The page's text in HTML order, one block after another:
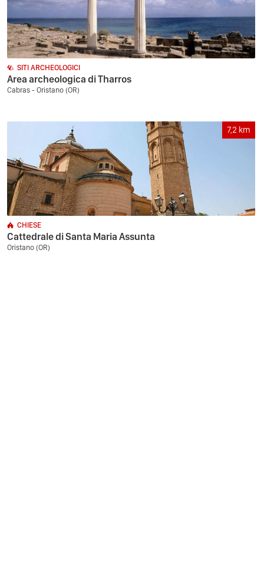
SITI ARCHEOLOGICI
Area archeologica di Tharros
Cabras - Oristano (OR)
7,2 km
CHIESE
Cattedrale di Santa Maria Assunta
Oristano (OR)